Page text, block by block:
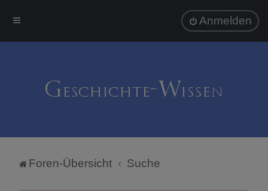
Anmelden
Foren-Übersicht Suche